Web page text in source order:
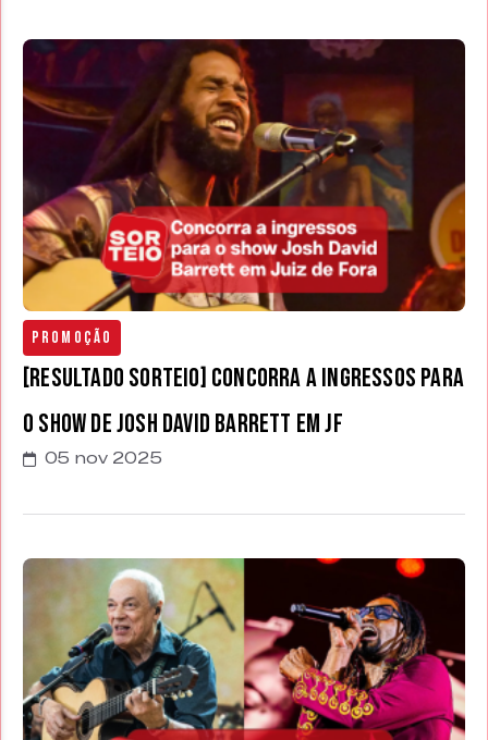
Promoção
[RESULTADO SORTEIO] Concorra a ingressos para
o show de Josh David Barrett em JF
05 nov 2025